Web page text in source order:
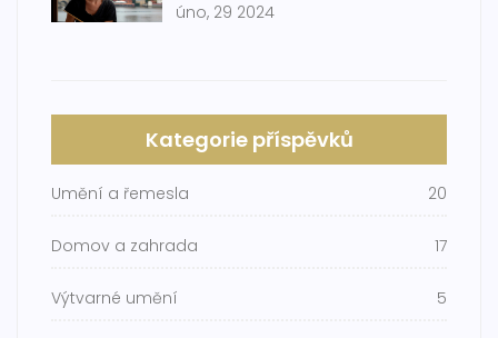
úno, 29 2024
Kategorie příspěvků
Umění a řemesla 20
Domov a zahrada 17
Výtvarné umění 5